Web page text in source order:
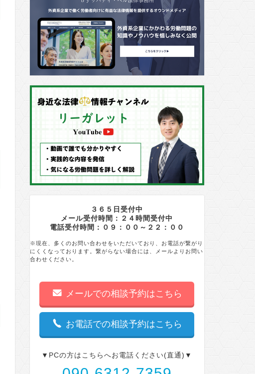
３６５日受付中
メール受付時間：２４時間受付中
電話受付時間：０９：００～２２：００
※現在、多くのお問い合わせをいただいており、お電話が繋がり
にくくなっております。繋がらない場合には、メールよりお問い
合わせください。
メールでの相談予約はこちら
お電話での相談予約はこちら
▼PCの方はこちらへお電話ください(直通)▼